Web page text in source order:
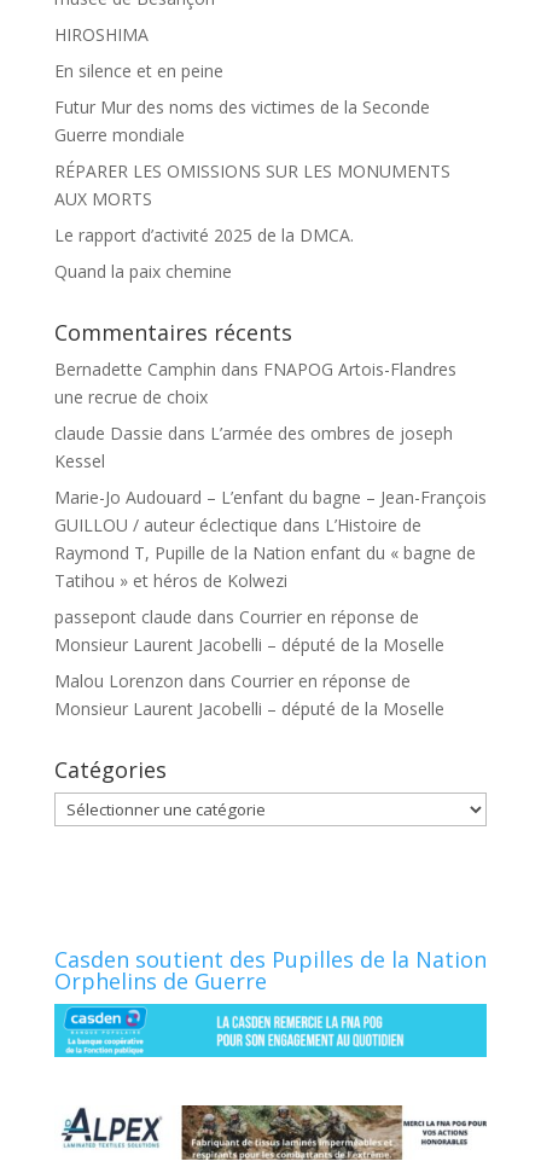
HIROSHIMA
En silence et en peine
Futur Mur des noms des victimes de la Seconde
Guerre mondiale
RÉPARER LES OMISSIONS SUR LES MONUMENTS
AUX MORTS
Le rapport d’activité 2025 de la DMCA.
Quand la paix chemine
Commentaires récents
Bernadette Camphin dans FNAPOG Artois-Flandres
une recrue de choix
claude Dassie dans L’armée des ombres de joseph
Kessel
Marie-Jo Audouard – L’enfant du bagne – Jean-François
GUILLOU / auteur éclectique dans L’Histoire de
Raymond T, Pupille de la Nation enfant du « bagne de
Tatihou » et héros de Kolwezi
passepont claude dans Courrier en réponse de
Monsieur Laurent Jacobelli – député de la Moselle
Malou Lorenzon dans Courrier en réponse de
Monsieur Laurent Jacobelli – député de la Moselle
Catégories
Catégories
Casden soutient des Pupilles de la Nation
Orphelins de Guerre